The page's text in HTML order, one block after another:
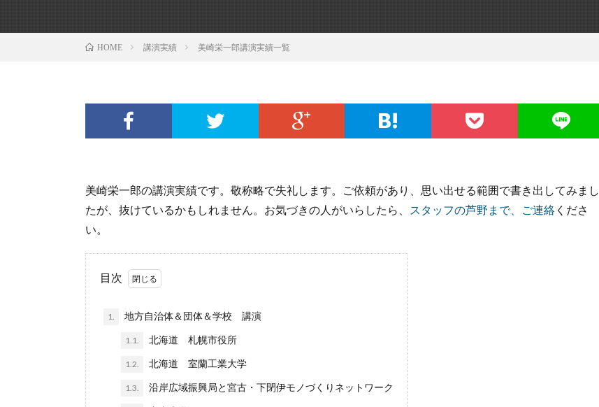
HOME 講演実績 美崎栄一郎講演実績一覧
美崎栄一郎の講演実績です。敬称略で失礼します。ご依頼があり、思い出せる範囲で書き出してみまし
たが、抜けているかもしれません。お気づきの人がいらしたら、
スタッフの芦野まで、ご連絡 くださ
い。
目次
1. 地方自治体＆団体＆学校 講演
1.1. 北海道 札幌市役所
1.2. 北海道 室蘭工業大学
1.3. 沿岸広域振興局と宮古・下閉伊モノづくりネットワーク